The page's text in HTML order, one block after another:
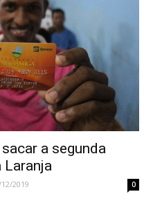
a segunda
Laranja
2019 0